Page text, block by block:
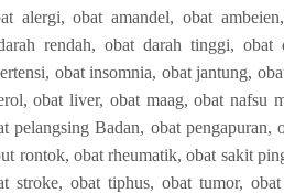
alergi, obat amandel, obat
rendah, obat darah tinggi,
obat insomnia, obat jantung,
obat liver, obat maag, obat nafsu
pelangsing Badan, obat
rontok, obat rheumatik, obat sakit
stroke, obat tiphus, obat tumor,